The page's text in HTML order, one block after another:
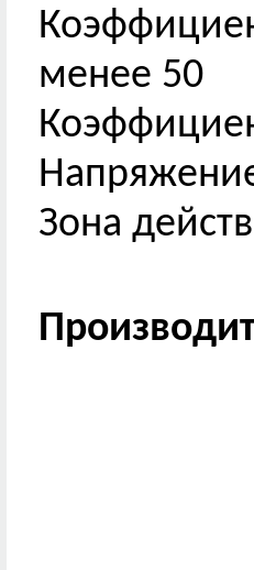
менее 50
Зона